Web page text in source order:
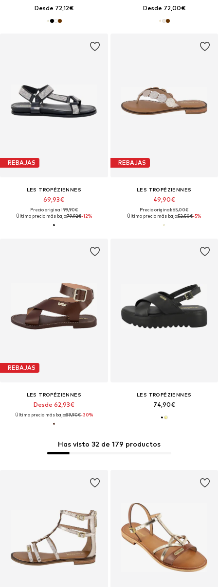
Desde 72,12€ Desde 72,00€
Has visto 32 de 179 productos
REBAJAS
LES TROPÉZIENNES
69,93€
Precio original: 99,90€
Último precio más bajo:79,92€-12%
REBAJAS
LES TROPÉZIENNES
49,90€
Precio original: 65,00€
Último precio más bajo:52,50€-5%
REBAJAS
LES TROPÉZIENNES
Desde 62,93€
Último precio más bajo:89,90€-30%
LES TROPÉZIENNES
74,90€